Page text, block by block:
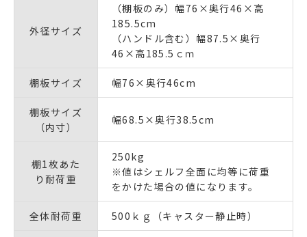
外径サイズ
（棚板のみ）幅76×奥行46×高
185.5cm
（ハンドル含む）幅87.5×奥行
46×高185.5ｃｍ
棚板サイズ 幅76×奥行46cm
棚板サイズ
（内寸）
幅68.5×奥行38.5cm
棚1枚あた
り耐荷重
250kg
※値はシェルフ全面に均等に荷重
をかけた場合の値になります。
全体耐荷重 500ｋｇ（キャスター静止時）